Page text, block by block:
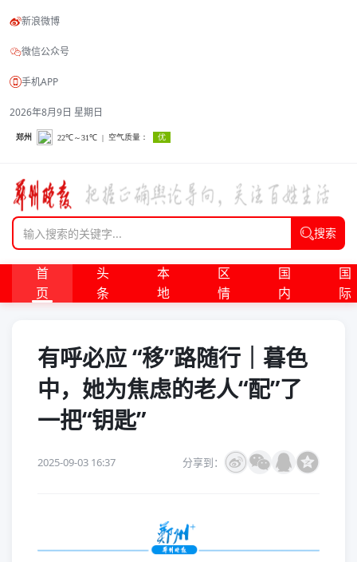
新浪微博
微信公众号
手机APP
2026年8月9日 星期日
搜索
首
页
头
条
本
地
区
情
国
内
国
际
有呼必应 “移”路随行｜暮色
中，她为焦虑的老人“配”了
一把“钥匙”
2025-09-03 16:37 分享到：